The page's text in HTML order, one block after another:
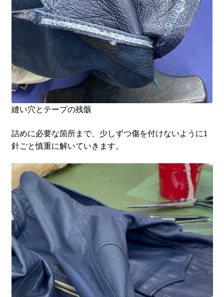
縫い穴とテープの残骸
詰めに必要な箇所まで、少しずつ傷を付けないように1
針ごと慎重に解いていきます。